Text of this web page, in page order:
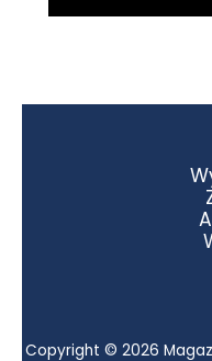
Copyright © 2026